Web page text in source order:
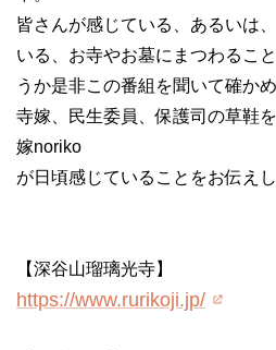
皆さんが感じている、あるいは
いる、お寺やお墓にまつわるこ
うか是非この番組を聞いて確か
寺嫁、民生委員、保護司の草鞋
嫁noriko
が日頃感じていることをお伝えし
【深谷山瑠璃光寺】
https://www.rurikoji.jp/